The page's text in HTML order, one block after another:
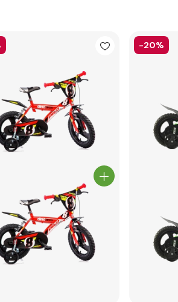
-20%